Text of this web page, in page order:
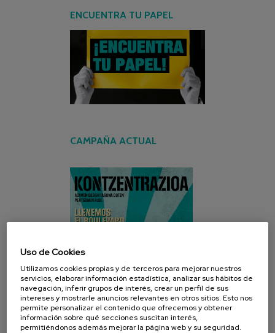
ENCUENTRA TU PAPEL
CAMPAÑA ACTUAL
Uso de Cookies
Utilizamos cookies propias y de terceros para mejorar nuestros
servicios, elaborar información estadística, analizar sus hábitos de
navegación, inferir grupos de interés, crear un perfil de sus
intereses y mostrarle anuncios relevantes en otros sitios. Esto nos
permite personalizar el contenido que ofrecemos y obtener
información sobre qué secciones suscitan interés,
permitiéndonos además mejorar la página web y su seguridad.